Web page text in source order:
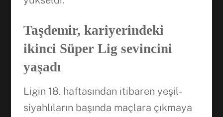
Taşdemir, kariyerindeki
ikinci Süper Lig sevincini
yaşadı
Ligin 18. haftasından itibaren yeşil-
siyahlıların başında maçlara çıkmaya